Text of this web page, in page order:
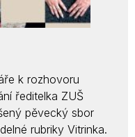
k rozhovoru
ředitelka ZUŠ
pěvecký sbor
rubriky Vitrinka.